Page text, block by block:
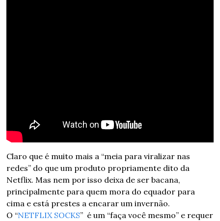
Claro que é muito mais a “meia para viralizar nas
redes” do que um produto propriamente dito da
Netflix. Mas nem por isso deixa de ser bacana,
principalmente para quem mora do equador para
cima e está prestes a encarar um invernão.
O “NETFLIX SOCKS”  é um “faça você mesmo” e requer